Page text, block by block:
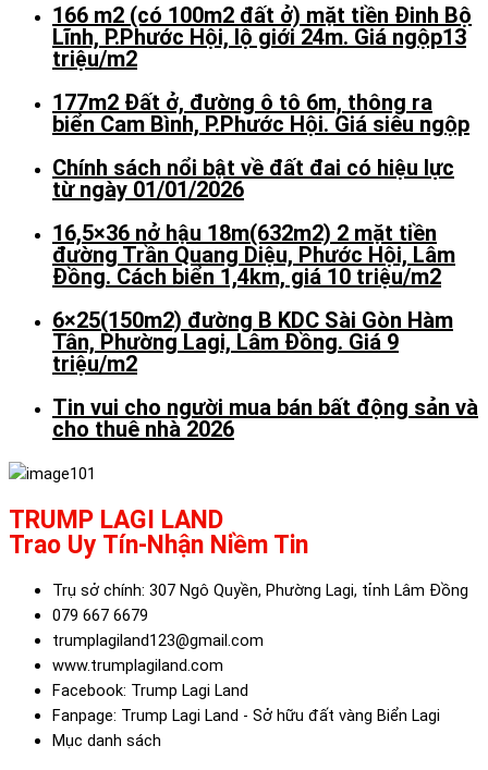
166 m2 (có 100m2 đất ở) mặt tiền Đinh Bộ
Lĩnh, P.Phước Hội, lộ giới 24m. Giá ngộp13
triệu/m2
177m2 Đất ở, đường ô tô 6m, thông ra
biển Cam Bình, P.Phước Hội. Giá siêu ngộp
Chính sách nổi bật về đất đai có hiệu lực
từ ngày 01/01/2026
16,5×36 nở hậu 18m(632m2) 2 mặt tiền
đường Trần Quang Diệu, Phước Hội, Lâm
Đồng. Cách biển 1,4km, giá 10 triệu/m2
6×25(150m2) đường B KDC Sài Gòn Hàm
Tân, Phường Lagi, Lâm Đồng. Giá 9
triệu/m2
Tin vui cho người mua bán bất động sản và
cho thuê nhà 2026
TRUMP LAGI LAND
Trao Uy Tín-Nhận Niềm Tin
Trụ sở chính: 307 Ngô Quyền, Phường Lagi, tỉnh Lâm Đồng
079 667 6679
trumplagiland123@gmail.com
www.trumplagiland.com
Facebook: Trump Lagi Land
Fanpage: Trump Lagi Land - Sở hữu đất vàng Biển Lagi
Mục danh sách